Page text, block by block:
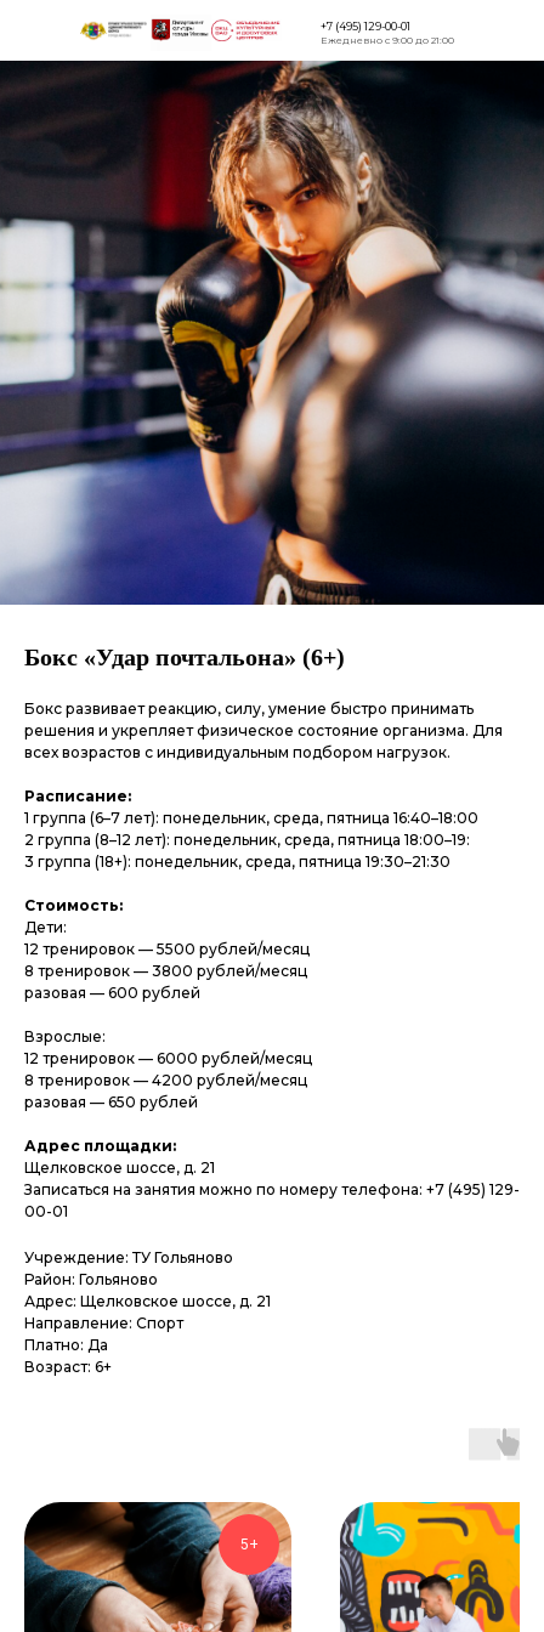
+7 (495) 129-00-01
Ежедневно с 9:00 до 21:00
Бокс «Удар почтальона» (6+)
Бокс развивает реакцию, силу, умение быстро принимать
решения и укрепляет физическое состояние организма. Для
всех возрастов с индивидуальным подбором нагрузок.
Расписание:
1 группа (6–7 лет): понедельник, среда, пятница 16:40–18:00
2 группа (8–12 лет): понедельник, среда, пятница 18:00–19:
3 группа (18+): понедельник, среда, пятница 19:30–21:30
Стоимость:
Дети:
12 тренировок — 5500 рублей/месяц
8 тренировок — 3800 рублей/месяц
разовая — 600 рублей
Взрослые:
12 тренировок — 6000 рублей/месяц
8 тренировок — 4200 рублей/месяц
разовая — 650 рублей
Адрес площадки:
Щелковское шоссе, д. 21
Записаться на занятия можно по номеру телефона: +7 (495) 129-
00-01
Учреждение: ТУ Гольяново
Район: Гольяново
Адрес: Щелковское шоссе, д. 21
Направление: Спорт
Платно: Да
Возраст: 6+
5+